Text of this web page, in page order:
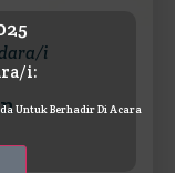
i:
Untuk Berhadir Di Acara
i